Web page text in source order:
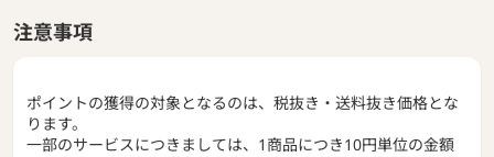
注意事項
ポイントの獲得の対象となるのは、税抜き・送料抜き価格とな
ります。
一部のサービスにつきましては、1商品につき10円単位の金額